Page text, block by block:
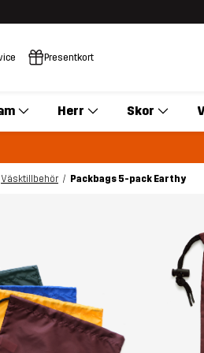
Presentkort
Herr Skor
Väsktillbehör
Packbags 5-pack Earthy